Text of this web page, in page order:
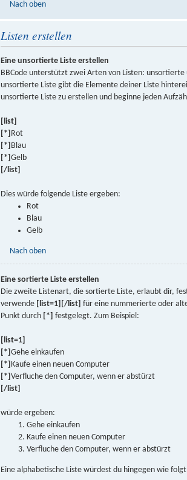
Nach oben
Listen erstellen
Eine unsortierte Liste erstellen
BBCode unterstützt zwei Arten von Listen:
unsortierte Liste gibt die Elemente deiner Liste
unsortierte Liste zu erstellen und beginne jeden
[list]
[*] Rot
[*] Blau
[*] Gelb
[/list]
Dies würde folgende Liste ergeben:
Rot
Blau
Gelb
Nach oben
Eine sortierte Liste erstellen
Die zweite Listenart, die sortierte Liste, erlaubt dir,
verwende [list=1][/list] für eine nummerierte oder
Punkt durch [*] festgelegt. Zum Beispiel:
[list=1]
[*] Gehe einkaufen
[*] Kaufe einen neuen Computer
[*] Verfluche den Computer, wenn er abstürzt
[/list]
würde ergeben:
Gehe einkaufen
Kaufe einen neuen Computer
Verfluche den Computer, wenn er abstürzt
Eine alphabetische Liste würdest du hingegen wie